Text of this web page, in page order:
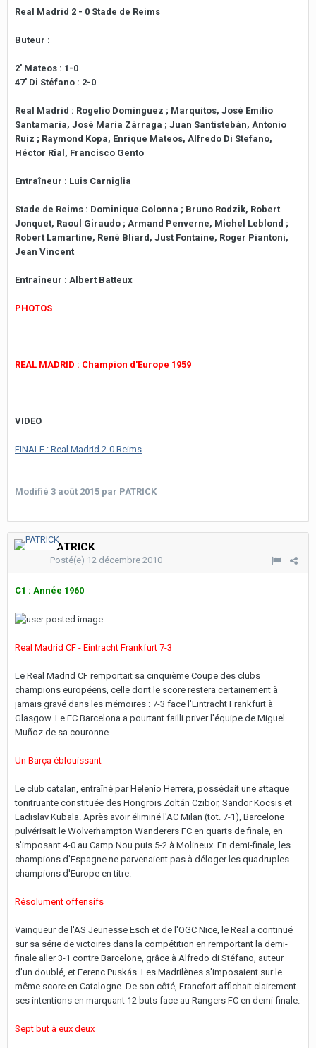
Real Madrid 2 - 0 Stade de Reims
Buteur :
2' Mateos : 1-0
47' Di Stéfano : 2-0
Real Madrid : Rogelio Domínguez ; Marquitos, José Emilio
Santamaría, José María Zárraga ; Juan Santistebán, Antonio
Ruiz ; Raymond Kopa, Enrique Mateos, Alfredo Di Stefano,
Héctor Rial, Francisco Gento
Entraîneur : Luis Carniglia
Stade de Reims : Dominique Colonna ; Bruno Rodzik, Robert
Jonquet, Raoul Giraudo ; Armand Penverne, Michel Leblond ;
Robert Lamartine, René Bliard, Just Fontaine, Roger Piantoni,
Jean Vincent
Entraîneur : Albert Batteux
PHOTOS
REAL MADRID : Champion d'Europe 1959
VIDEO
FINALE : Real Madrid 2-0 Reims
Modifié 3 août 2015 par PATRICK
PATRICK
Posté(e) 12 décembre 2010
C1 : Année 1960
Real Madrid CF - Eintracht Frankfurt 7-3
Le Real Madrid CF remportait sa cinquième Coupe des clubs
champions européens, celle dont le score restera certainement à
jamais gravé dans les mémoires : 7-3 face l'Eintracht Frankfurt à
Glasgow. Le FC Barcelona a pourtant failli priver l'équipe de Miguel
Muñoz de sa couronne.
Un Barça éblouissant
Le club catalan, entraîné par Helenio Herrera, possédait une attaque
tonitruante constituée des Hongrois Zoltán Czibor, Sandor Kocsis et
Ladislav Kubala. Après avoir éliminé l'AC Milan (tot. 7-1), Barcelone
pulvérisait le Wolverhampton Wanderers FC en quarts de finale, en
s'imposant 4-0 au Camp Nou puis 5-2 à Molineux. En demi-finale, les
champions d'Espagne ne parvenaient pas à déloger les quadruples
champions d'Europe en titre.
Résolument offensifs
Vainqueur de l'AS Jeunesse Esch et de l'OGC Nice, le Real a continué
sur sa série de victoires dans la compétition en remportant la demi-
finale aller 3-1 contre Barcelone, grâce à Alfredo di Stéfano, auteur
d'un doublé, et Ferenc Puskás. Les Madrilènes s'imposaient sur le
même score en Catalogne. De son côté, Francfort affichait clairement
ses intentions en marquant 12 buts face au Rangers FC en demi-finale.
Sept but à eux deux